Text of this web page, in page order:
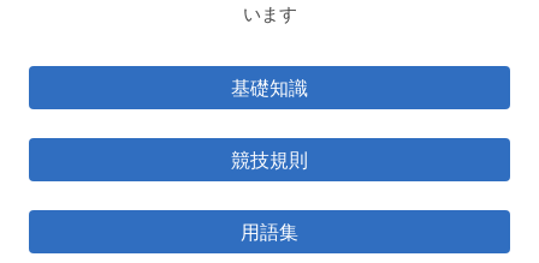
います
基礎知識
競技規則
用語集